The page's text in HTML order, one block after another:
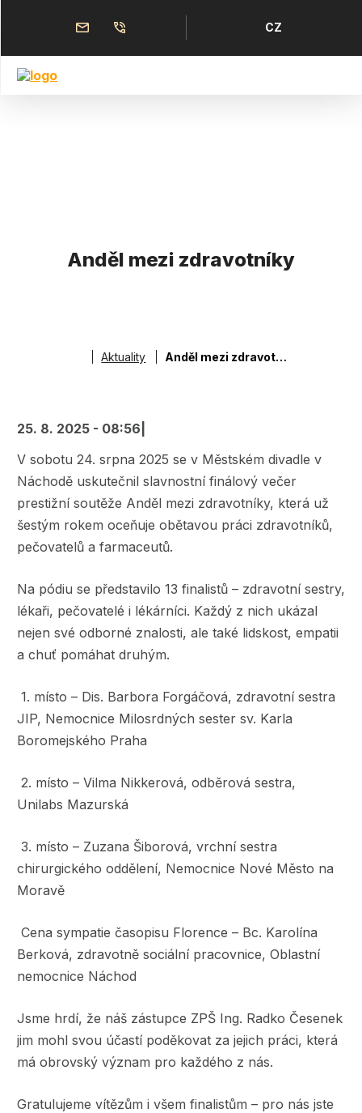
obsahu
Horní
menu
Jazyk
CZ
Anděl mezi zdravotníky
Drobečková
Aktuality Anděl mezi zdravotníky
25. 8. 2025 - 08:56
V sobotu 24. srpna 2025 se v Městském divadle v
Náchodě uskutečnil slavnostní finálový večer
prestižní soutěže Anděl mezi zdravotníky, která už
šestým rokem oceňuje obětavou práci zdravotníků,
pečovatelů a farmaceutů.
Na pódiu se představilo 13 finalistů – zdravotní sestry,
lékaři, pečovatelé i lékárníci. Každý z nich ukázal
nejen své odborné znalosti, ale také lidskost, empatii
a chuť pomáhat druhým.
1. místo – Dis. Barbora Forgáčová, zdravotní sestra
JIP, Nemocnice Milosrdných sester sv. Karla
Boromejského Praha
2. místo – Vilma Nikkerová, odběrová sestra,
Unilabs Mazurská
3. místo – Zuzana Šiborová, vrchní sestra
chirurgického oddělení, Nemocnice Nové Město na
Moravě
Cena sympatie časopisu Florence – Bc. Karolína
Berková, zdravotně sociální pracovnice, Oblastní
nemocnice Náchod
Jsme hrdí, že náš zástupce ZPŠ Ing. Radko Česenek
jim mohl svou účastí poděkovat za jejich práci, která
má obrovský význam pro každého z nás.
Gratulujeme vítězům i všem finalistům – pro nás jste